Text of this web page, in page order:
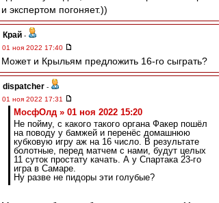
и экспертом погоняет.))
Край -
01 ноя 2022 17:40
Может и Крыльям предложить 16-го сыграть?
dispatcher -
01 ноя 2022 17:31
МосфОлд » 01 ноя 2022 15:20
Не пойму, с какого такого органа Факер пошёл
на поводу у бамжей и перенёс домашнюю
кубковую игру аж на 16 число. В результате
болотные, перед матчем с нами, будут целых
11 суток простату качать. А у Спартака 23-го
игра в Самаре.
Ну разве не пидоры эти голубые?